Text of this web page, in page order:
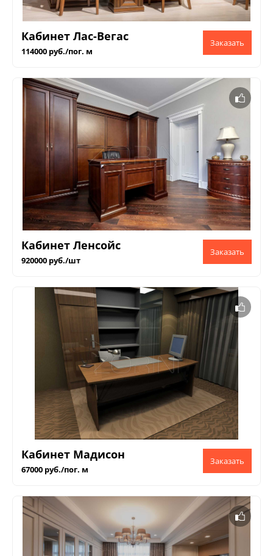
Кабинет Лас-Вегас
114000 руб./пог. м
Кабинет Ленсойс
920000 руб./шт
Кабинет Мадисон
67000 руб./пог. м